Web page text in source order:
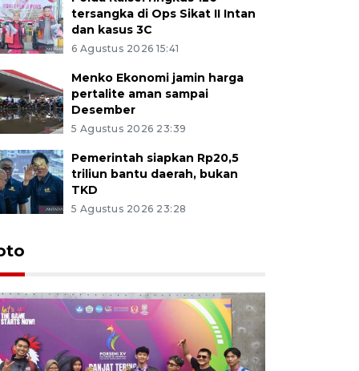
tersangka di Ops Sikat II Intan
dan kasus 3C
6 Agustus 2026 15:41
Menko Ekonomi jamin harga
pertalite aman sampai
Desember
5 Agustus 2026 23:39
Pemerintah siapkan Rp20,5
triliun bantu daerah, bukan
TKD
5 Agustus 2026 23:28